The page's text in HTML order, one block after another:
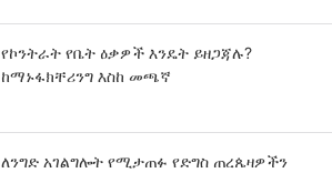
የኮንትራት የቤት ዕቃዎች እንዴት ይዘጋጃሉ?
ከማኑፋክቸሪንግ እስከ መጫኛ
ለንግድ አገልግሎት የሚታጠፉ የድግስ ጠረጴዛዎችን